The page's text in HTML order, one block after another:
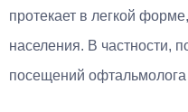
протекает в легкой
населения. В частности,
посещений